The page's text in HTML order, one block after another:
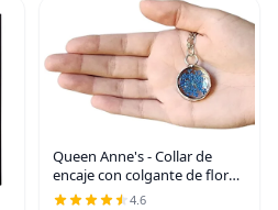
Queen Anne's - Collar de
encaje con colgante de flor
prensada real en cristal
4.6